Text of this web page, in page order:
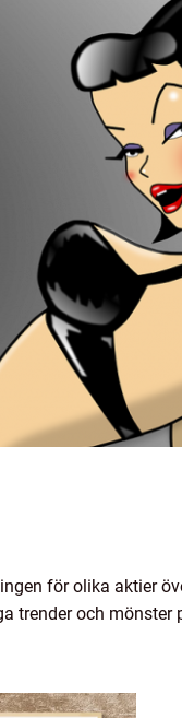
för olika aktier
trender och mönster